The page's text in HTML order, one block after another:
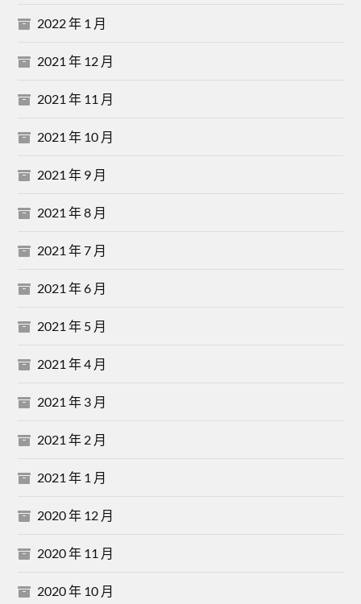
2022 年 1 月
2021 年 12 月
2021 年 11 月
2021 年 10 月
2021 年 9 月
2021 年 8 月
2021 年 7 月
2021 年 6 月
2021 年 5 月
2021 年 4 月
2021 年 3 月
2021 年 2 月
2021 年 1 月
2020 年 12 月
2020 年 11 月
2020 年 10 月